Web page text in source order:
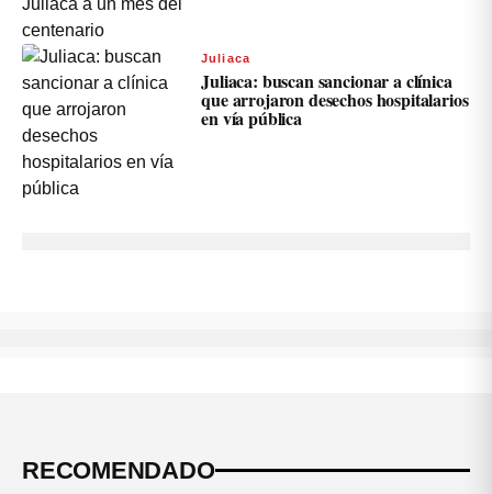
Juliaca
Juliaca: buscan sancionar a clínica
que arrojaron desechos hospitalarios
en vía pública
RECOMENDADO